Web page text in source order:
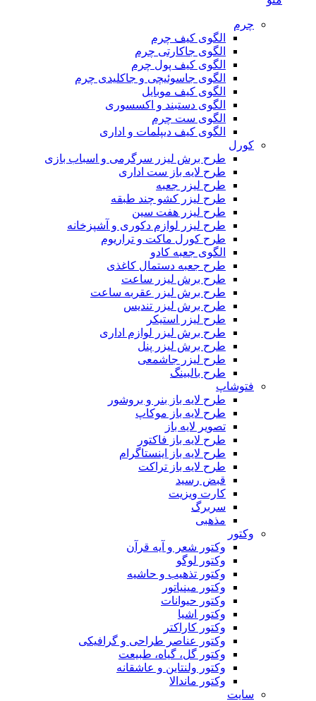
چرم
الگوی کیف چرم
الگوی جاکارتی چرم
الگوی کیف پول چرم
الگوی جاسوئیچی و جاکلیدی چرم
الگوی کیف موبایل
الگوی دستبند و اکسسوری
الگوی ست چرم
الگوی کیف دیپلمات و اداری
کورل
طرح برش لیزر سرگرمی و اسباب بازی
طرح لایه باز ست اداری
طرح لیزر جعبه
طرح لیزر کشو چند طبقه
طرح لیزر هفت سین
طرح لیزر لوازم دکوری و آشپزخانه
طرح کورل ماکت و تراریوم
الگوی جعبه کادو
طرح جعبه دستمال کاغذی
طرح برش لیزر ساعت
طرح برش لیزر عقربه ساعت
طرح برش لیزر تندیس
طرح لیزر استیکر
طرح برش لیزر لوازم اداری
طرح برش لیزر پنل
طرح لیزر جاشمعی
طرح بالبینگ
فتوشاپ
طرح لایه باز بنر و بروشور
طرح لایه باز موکاپ
تصویر لایه باز
طرح لایه باز فاکتور
طرح لایه باز اینستاگرام
طرح لایه باز تراکت
قبض رسید
کارت ویزیت
سربرگ
مذهبی
وکتور
وکتور شعر و آیه قرآن
وکتور لوگو
وکتور تذهیب و حاشیه
وکتور مینیاتور
وکتور حیوانات
وکتور اشیا
وکتور کاراکتر
وکتور عناصر طراحی و گرافیکی
وکتور گل، گیاه، طبیعت
وکتور ولنتاین و عاشقانه
وکتور ماندالا
سایت